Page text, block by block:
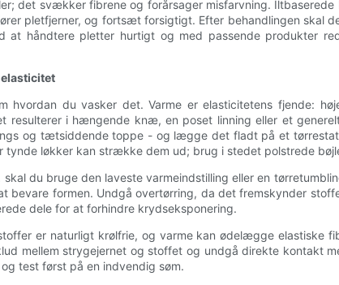
det svækker fibrene og forårsager misfarvning.
pletfjerner, og fortsæt forsigtigt. Efter behandlingen skal
håndtere pletter hurtigt og med passende produkter
du vasker det. Varme er elasticitetens fjende:
resulterer i hængende knæ, en poset linning eller et
og tætsiddende toppe - og lægge det fladt på et
løkker kan strække dem ud; brug i stedet polstrede
du bruge den laveste varmeindstilling eller en
formen. Undgå overtørring, da det fremskynder
dele for at forhindre krydseksponering.
er naturligt krølfrie, og varme kan ødelægge elastiske
mellem strygejernet og stoffet og undgå direkte kontakt
test først på en indvendig søm.